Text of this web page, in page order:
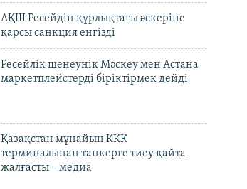
АҚШ Ресейдің құрлықтағы әскеріне
қарсы санкция енгізді
Ресейлік шенеунік Мәскеу мен Астана
маркетплейстерді біріктірмек дейді
Қазақстан мұнайын КҚК
терминалынан танкерге тиеу қайта
жалғасты – медиа